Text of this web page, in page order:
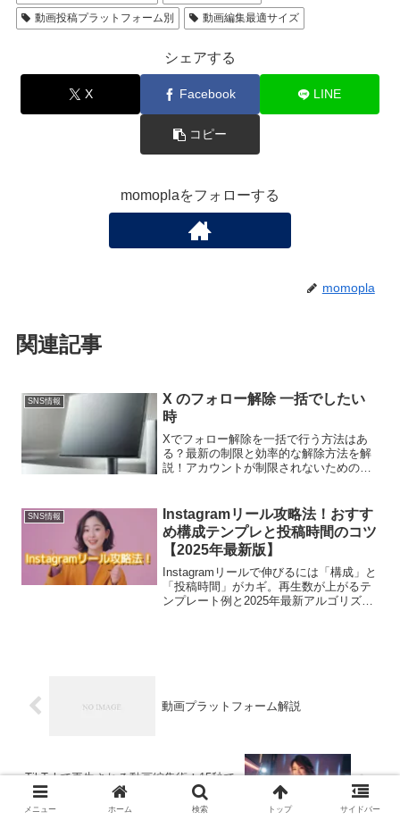
動画投稿プラットフォーム別
動画編集最適サイズ
シェアする
X Facebook LINE
コピー
momoplaをフォローする
momopla
関連記事
SNS情報
X のフォロー解除 一括でしたい
時
Xでフォロー解除を一括で行う方法はあ
る？最新の制限と効率的な解除方法を解
説！アカウントが制限されないためのポ
SNS情報
Instagramリール攻略法！おすす
め構成テンプレと投稿時間のコツ
【2025年最新版】
Instagramリールで伸びるには「構成」と
「投稿時間」がカギ。再生数が上がるテ
ンプレート例と2025年最新アルゴリズム
動画プラットフォーム解説
TikTokで再生される動画編集術！15秒で
も目を引く構成テク【2025年版】
メニュー ホーム 検索 トップ サイドバー